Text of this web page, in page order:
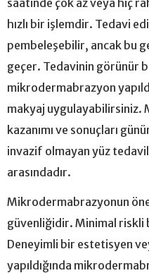
hızlı bir işlemdir. Tedavi
pembeleşebilir, ancak bu
geçer. Tedavinin görünür
mikrodermabrazyon
makyaj uygulayabilirsiniz.
kazanımı ve sonuçları
invazif olmayan yüz
arasındadır.
Mikrodermabrazyonun
güvenliğidir. Minimal
Deneyimli bir estetisyen
yapıldığında